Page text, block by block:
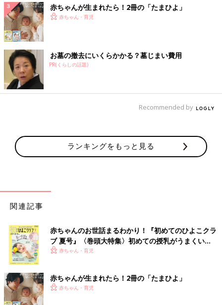
赤ちゃんが生まれたら！2冊の「たまひよ」
赤ちゃん・育児
お墓の撤去にいくらかかる？墓じまい費用
PR(くらしの話題)
Recommended by
ランキングをもっと見る
関連記事
赤ちゃんのお世話まるわかり！『初めてのひよこクラ
ブ 夏号』〈巻頭大特集〉初めての授乳がうまくい
く！ おっぱい・ミルクの基本と夏のトラブル 解決テ
赤ちゃん・育児
赤ちゃんが生まれたら！2冊の「たまひよ」
赤ちゃん・育児